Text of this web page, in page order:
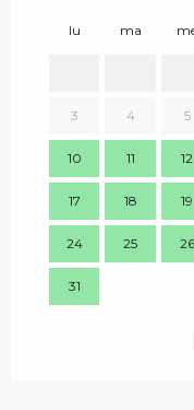
lu ma
3 4 5
10 11 12
17 18 19
24 25 26
31